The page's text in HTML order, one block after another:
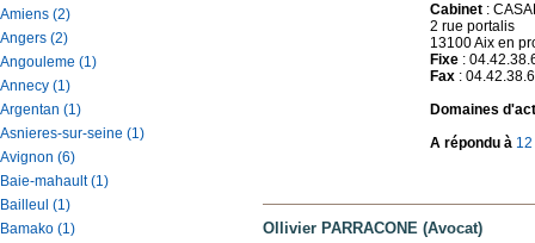
Amiens (2)
Angers (2)
Angouleme (1)
Annecy (1)
Argentan (1)
Asnieres-sur-seine (1)
Avignon (6)
Baie-mahault (1)
Bailleul (1)
Bamako (1)
Cabinet :
2 rue portalis
13100 Aix en
Fixe :
Fax :
Domaines
A répondu à
Ollivier PARRACONE (Avocat)